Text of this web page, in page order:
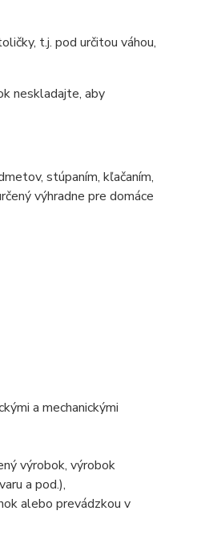
t.j. pod určitou váhou,
neskladajte, aby
stúpaním, kľačaním,
výhradne pre domáce
a mechanickými
výrobok, výrobok
a pod.),
alebo prevádzkou v